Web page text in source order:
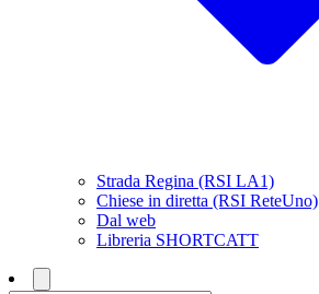
Strada Regina (RSI LA1)
Chiese in diretta (RSI ReteUno)
Dal web
Libreria SHORTCATT